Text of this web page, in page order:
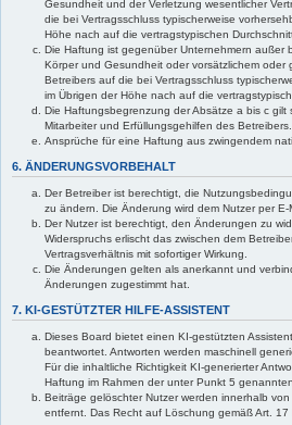
Gesundheit und der Verletzung wesentlicher
die bei Vertragsschluss typischerweise
Höhe nach auf die vertragstypischen
Die Haftung ist gegenüber Unternehmern außer
Körper und Gesundheit oder vorsätzlichem oder
Betreibers auf die bei Vertragsschluss
im Übrigen der Höhe nach auf die
Die Haftungsbegrenzung der Absätze a bis c
Mitarbeiter und Erfüllungsgehilfen des Betreibers.
Ansprüche für eine Haftung aus zwingendem
6. ÄNDERUNGSVORBEHALT
Der Betreiber ist berechtigt, die
zu ändern. Die Änderung wird dem Nutzer per E-
Der Nutzer ist berechtigt, den Änderungen zu
Widerspruchs erlischt das zwischen dem
Vertragsverhältnis mit sofortiger Wirkung.
Die Änderungen gelten als anerkannt und
Änderungen zugestimmt hat.
7. KI-GESTÜTZTER HILFE-ASSISTENT
Dieses Board bietet einen KI-gestützten
beantwortet. Antworten werden maschinell
Für die inhaltliche Richtigkeit KI-generierter
Haftung im Rahmen der unter Punkt 5
Beiträge gelöschter Nutzer werden innerhalb
entfernt. Das Recht auf Löschung gemäß Art. 17